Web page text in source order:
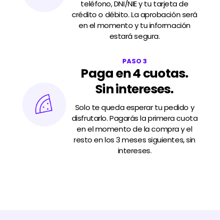
teléfono, DNI/NIE y tu tarjeta de
crédito o débito. La aprobación será
en el momento y tu información
estará segura.
PASO 3
Paga en 4 cuotas.
Sin intereses.
Solo te queda esperar tu pedido y
disfrutarlo.Pagarás la primera cuota
en el momento de la compra y el
resto en los 3 meses siguientes, sin
intereses.